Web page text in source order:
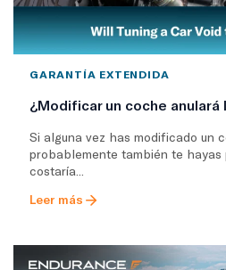
GARANTÍA EXTENDIDA
¿Modificar un coche anulará
Si alguna vez has modificado un
probablemente también te hayas
costaría...
Leer más